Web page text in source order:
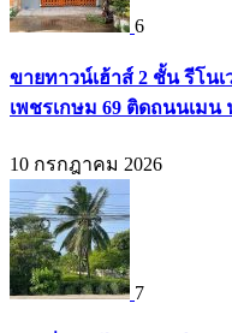
6
ขายทาวน์เฮ้าส์ 2 ชั้น รีโน
เพชรเกษม 69 ติดถนนเมน
10 กรกฎาคม 2026
7